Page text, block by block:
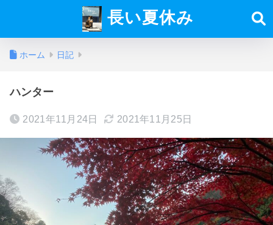
長い夏休み
ホーム 日記
ハンター
2021年11月24日 2021年11月25日